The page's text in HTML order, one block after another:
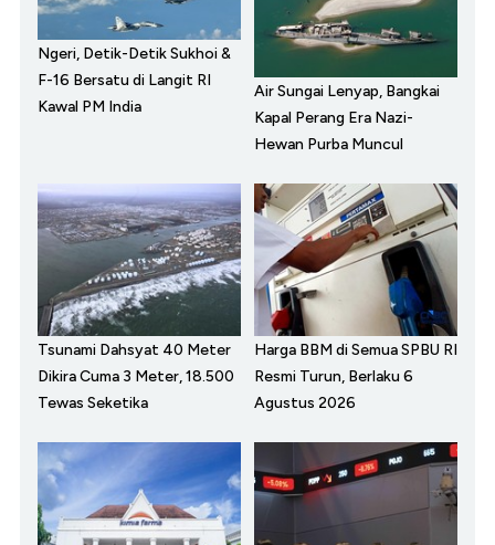
Ngeri, Detik-Detik Sukhoi &
F-16 Bersatu di Langit RI
Kawal PM India
Air Sungai Lenyap, Bangkai
Kapal Perang Era Nazi-
Hewan Purba Muncul
Tsunami Dahsyat 40 Meter
Dikira Cuma 3 Meter, 18.500
Tewas Seketika
Harga BBM di Semua SPBU RI
Resmi Turun, Berlaku 6
Agustus 2026